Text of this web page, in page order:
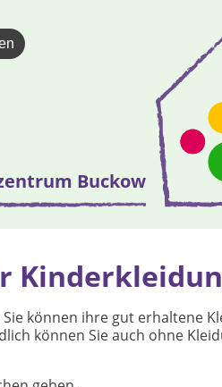
Buckow
können ihre gut erhaltene
können Sie auch ohne